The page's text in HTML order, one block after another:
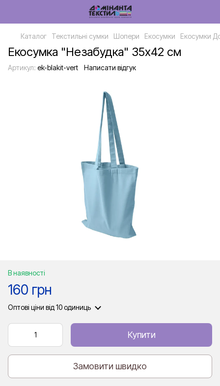
Каталог Текстильні сумки Шопери Екосумки Екосумки
Екосумка "Незабудка" 35х42 см
Артикул: ek-blakit-vert Написати відгук
В наявності
160 грн
Оптові ціни від 10 одиниць
Купити
Замовити швидко